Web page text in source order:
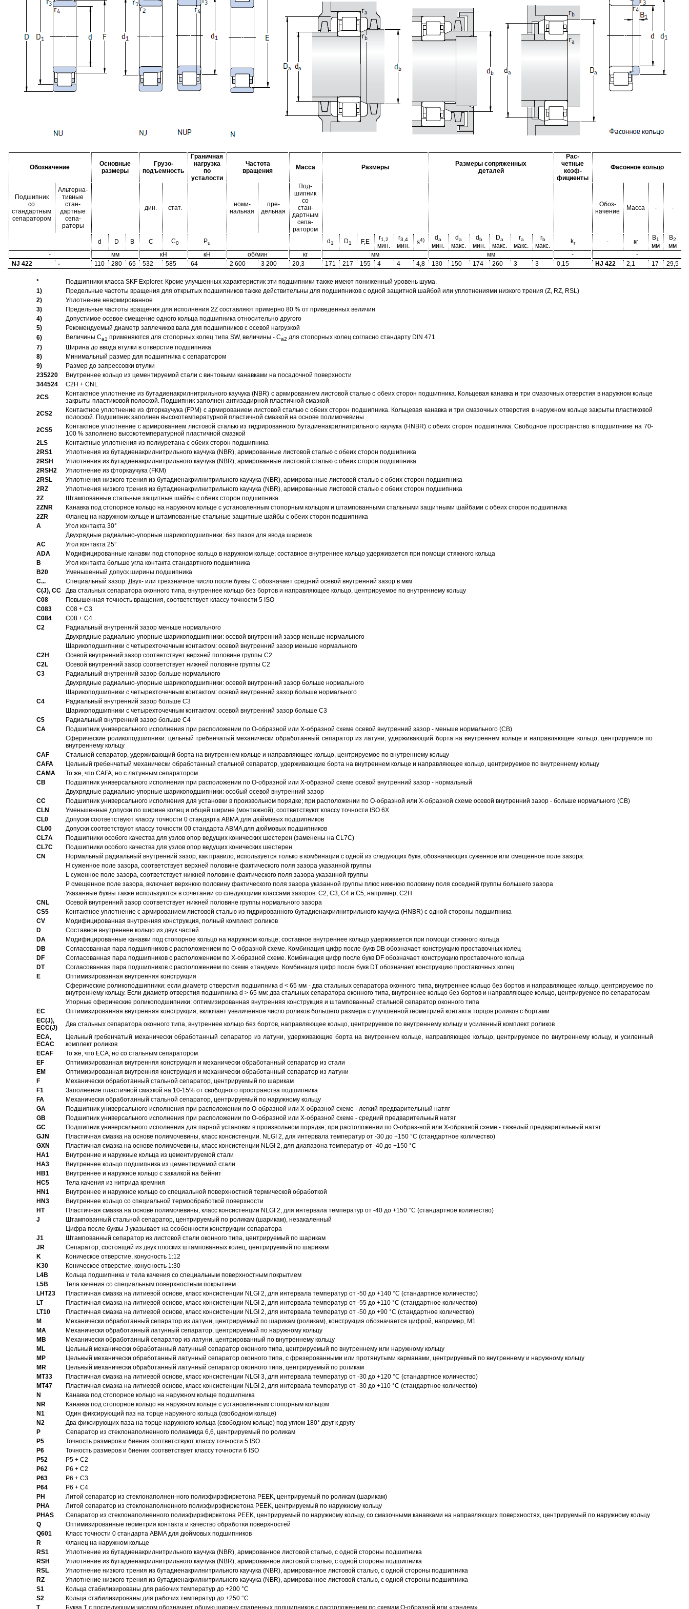
Обозначение
Основные
размеры
Грузо-
подъемность
Граничная
нагрузка
по
усталости
Частота
вращения
Масса Размеры
Размеры сопряженных
деталей
Рас-
четные
коэф-
фициенты
Фасонное кольцо
Подшипник
со
стандартным
сепаратором
Альтерна-
тивные
стан-
дартные
сепа-
раторы
дин. стат.
номи-
нальная
пре-
дельная
Под-
шипник
со
стан-
дартным
сепа-
ратором
Обоз-
начение
Масса - -
d D B C C0 Pu d1 D1 F,E
r1,2
мин.
r3,4
мин.
s4) da
мин.
da
макс.
d b
мин.
Da
макс.
ra
макс.
rb
макс.
kr - кг
B1
мм
B2
мм
-
мм кН кН об/мин кг мм мм -
-
NJ 422
- 110 280 65 532 585 64 2 600 3 200 20,3 171 217 155 4 4 4,8 130 150 174 260 3 3 0,15 HJ 422 2,1 17 29,5
*
Подшипники класса SKF Explorer. Кроме улучшенных характеристик эти подшипники также имеют пониженный уровень шума.
1)
Предельные частоты вращения для открытых подшипников также действительны для подшипников с одной защитной шайбой или уплотнениями низкого трения (Z, RZ, RSL)
2)
Уплотнение неармированное
3)
Предельные частоты вращения для исполнения 2Z составляют примерно 80 % от приведенных величин
4)
Допустимое осевое смещение одного кольца подшипника относительно другого
5)
Рекомендуемый диаметр заплечиков вала для подшипников с осевой нагрузкой
6)
Величины Ca1 применяются для стопорных колец типа SW, величины - Ca2 для стопорных колец согласно стандарту DIN 471
7)
Ширина до ввода втулки в отверстие подшипника
8)
Минимальный размер для подшипника с сепаратором
9)
Размер до запрессовки втулки
235220
Внутреннее кольцо из цементируемой стали с винтовыми канавками на посадочной поверхности
344524
C2H + CNL
2CS
Контактное уплотнение из бутадиенакрилнитрильного каучука (NBR) с армированием листовой сталью с обеих сторон подшипника. Кольцевая канавка и три смазочных отверстия в наружном кольце
закрыты пластиковой полоской. Подшипник заполнен антизадирной пластичной смазкой
2CS2
Контактное уплотнение из фторкаучука (FPM) с армированием листовой сталью с обеих сторон подшипника. Кольцевая канавка и три смазочных отверстия в наружном кольце закрыты пластиковой
полоской. Подшипник заполнен высокотемпературной пластичной смазкой на основе полимочевины
2CS5
Контактное уплотнение с армированием листовой сталью из гидрированного бутадиенакрилнитрильного каучука (HNBR) с обеих сторон подшипника. Свободное пространство в подшипнике на 70-
100 % заполнено высокотемпературной пластичной смазкой
2LS
Контактные уплотнения из полиуретана с обеих сторон подшипника
2RS1
Уплотнения из бутадиенакрилнитрильного каучука (NBR), армированные листовой сталью с обеих сторон подшипника
2RSH
Уплотнения из бутадиенакрилнитрильного каучука (NBR), армированные листовой сталью с обеих сторон подшипника
2RSH2
Уплотнение из фторкаучука (FKM)
2RSL
Уплотнения низкого трения из бутадиенакрилнитрильного каучука (NBR), армированные листовой сталью с обеих сторон подшипника
2RZ
Уплотнения низкого трения из бутадиенакрилнитрильного каучука (NBR), армированные листовой сталью с обеих сторон подшипника
2Z
Штампованные стальные защитные шайбы с обеих сторон подшипника
2ZNR
Канавка под стопорное кольцо на наружном кольце с установленным стопорным кольцом и штампованными стальными защитными шайбами с обеих сторон подшипника
2ZR
Фланец на наружном кольце и штампованные стальные защитные шайбы с обеих сторон подшипника
A
Угол контакта 30°
Двухрядные радиально-упорные шарикоподшипники: без пазов для ввода шариков
AC
Угол контакта 25°
ADA
Модифицированные канавки под стопорное кольцо в наружном кольце; составное внутреннее кольцо удерживается при помощи стяжного кольца
B
Угол контакта больше угла контакта стандартного подшипника
B20
Уменьшенный допуск ширины подшипника
C...
Специальный зазор. Двух- или трехзначное число после буквы С обозначает средний осевой внутренний зазор в мкм
C(J), CC
Два стальных сепаратора оконного типа, внутреннее кольцо без бортов и направляющее кольцо, центрируемое по внутреннему кольцу
C08
Повышенная точность вращения, соответствует классу точности 5 ISO
C083
C08 + C3
C084
C08 + C4
C2
Pадиальный внутренний зазор меньше нормального
Двухрядные радиально-упорные шарикоподшипники: осевой внутренний зазор меньше нормального
Шарикоподшипники с четырехточечным контактом: осевой внутренний зазор меньше нормального
C2H
Осевой внутренний зазор соответствует верхней половине группы C2
C2L
Осевой внутренний зазор соответствует нижней половине группы C2
C3
Pадиальный внутренний зазор больше нормального
Двухрядные радиально-упорные шарикоподшипники: осевой внутренний зазор больше нормального
Шарикоподшипники с четырехточечным контактом: осевой внутренний зазор больше нормального
C4
Pадиальный внутренний зазор больше C3
Шарикоподшипники с четырехточечным контактом: осевой внутренний зазор больше C3
C5
Pадиальный внутренний зазор больше C4
CA
Подшипник универсального исполнения при расположении по О-образной или Х-образной схеме осевой внутренний зазор - меньше нормального (CB)
Сферические роликоподшипники: цельный гребенчатый механически обработанный сепаратор из латуни, удерживающий борта на внутреннем кольце и направляющее кольцо, центрируемое по
внутреннему кольцу
CAF
Стальной сепаратор, удерживающий борта на внутреннем кольце и направляющее кольцо, центрируемое по внутреннему кольцу
CAFA
Цельный гребенчатый механически обработанный стальной сепаратор, удерживающие борта на внутреннем кольце и направляющее кольцо, центрируемое по внутреннему кольцу
CAMA
То же, что CAFA, но с латунным сепаратором
CB
Подшипник универсального исполнения при расположении по О-образной или Х-образной схеме осевой внутренний зазор - нормальный
Двухрядные радиально-упорные шарикоподшипники: особый осевой внутренний зазор
CC
Подшипник универсального исполнения для установки в произвольном порядке; при расположении по О-образной или Х-образной схеме осевой внутренний зазор - больше нормального (CB)
CLN
Уменьшенные допуски по ширине колец и общей ширине (монтажной); соответствуют классу точности ISO 6X
CL0
Допуски соответствуют классу точности 0 стандарта АВМА для дюймовых подшипников
CL00
Допуски соответствуют классу точности 00 стандарта ABMA для дюймовых подшипников
CL7A
Подшипники особого качества для узлов опор ведущих конических шестерен (заменены на CL7C)
CL7C
Подшипники особого качества для узлов опор ведущих конических шестерен
CN
Hормальный радиальный внутренний зазор; как правило, используется только в комбинации с одной из следующих букв, обозначающих суженное или смещенное поле зазора:
H суженное поле зазора, соответствует верхней половине фактического поля зазора указанной группы
L суженное поле зазора, соответствует нижней половине фактического поля зазора указанной группы
P смещенное поле зазора, включает верхнюю половину фактического поля зазора указанной группы плюс нижнюю половину поля соседней группы большего зазора
Указанные буквы также используются в сочетании со следующими классами зазоров: С2, C3, С4 и С5, например, С2Н
CNL
Осевой внутренний зазор соответствует нижней половине группы нормального зазора
CS5
Контактное уплотнение с армированием листовой сталью из гидрированного бутадиенакрилнитрильного каучука (HNBR) с одной стороны подшипника
CV
Модифицированная внутренняя конструкция, полный комплект роликов
D
Составное внутреннее кольцо из двух частей
DA
Модифицированные канавки под стопорное кольцо на наружном кольце; составное внутреннее кольцо удерживается при помощи стяжного кольца
DB
Согласованная пара подшипников с расположением по О-образной схеме. Комбинация цифр после букв DB обозначает конструкцию проставочных колец
DF
Согласованная пара подшипников с расположением по Х-образной схеме. Комбинация цифр после букв DF обозначает конструкцию проставочного кольца
DT
Согласованная пара подшипников с расположением по схеме «тандем». Комбинация цифр после букв DT обозначает конструкцию проставочных колец
E
Оптимизированная внутренняя конструкция
Сферические роликоподшипники: если диаметр отверстия подшипника d < 65 мм - два стальных сепаратора оконного типа, внутреннее кольцо без бортов и направляющее кольцо, центрируемое по
внутреннему кольцу. Если диаметр отверстия подшипника d > 65 мм: два стальных сепаратора оконного типа, внутреннее кольцо без бортов и направляющее кольцо, центрируемое по сепараторам
Упорные сферические роликоподшипники: оптимизированная внутренняя конструкция и штампованный стальной сепаратор оконного типа
EC
Oптимизированная внутренняя конструкция, включает увеличенное число роликов большего размера с улучшенной геометрией контакта торцов роликов с бортами
EC(J),
ECC(J)
Два стальных сепаратора оконного типа, внутреннее кольцо без бортов, направляющее кольцо, центрируемое по внутреннему кольцу и усиленный комплект роликов
ECA,
ECAC
Цельный гребенчатый механически обработанный сепаратор из латуни, удерживающие борта на внутреннем кольце, направляющее кольцо, центрируемое по внутреннему кольцу, и усиленный
комплект роликов
ECAF
То же, что ECA, но со стальным сепаратором
EF
Оптимизированная внутренняя конструкция и механически обработанный сепаратор из стали
EM
Оптимизированная внутренняя конструкция и механически обработанный сепаратор из латуни
F
Механически обработанный стальной сепаратор, центрируемый по шарикам
F1
Заполнение пластичной смазкой на 10-15% от свободного пространства подшипника
FA
Механически обработанный стальной сепаратор, центрируемый по наружному кольцу
GA
Подшипник универсального исполнения при расположении по О-образной или Х-образной схеме - легкий предварительный натяг
GB
Подшипник универсального исполнения при расположении по О-образной или Х-образной схеме - средний предварительный натяг
GC
Подшипник универсального исполнения для парной установки в произвольном порядке; при расположении по О-образ-ной или Х-образной схеме - тяжелый предварительный натяг
GJN
Пластичная смазка на основе полимочевины, класс консистенции. NLGI 2, для интервала температур от -30 до +150 °C (стандартное количество)
GXN
Пластичная смазка на основе полимочевины, класс консистенции NLGI 2, для диапазона температур от -40 до +150 °C
HA1
Внутренние и наружные кольца из цементируемой стали
HA3
Bнутреннее кольцо подшипника из цементируемой стали
HB1
Bнутреннее и наружное кольцо с закалкой на бейнит
HC5
Тела качения из нитрида кремния
HN1
Bнутреннее и наружное кольцо со специальной поверхностной термической обработкой
HN3
Внутреннее кольцо со специальной термообработкой поверхности
HT
Пластичная смазка на основе полимочевины, класс консистенции NLGI 2, для интервала температур от -40 до +150 °C (стандартное количество)
J
Штампованный стальной сепаратор, центрируемый по роликам (шарикам), незакаленный
Цифра после буквы J указывает на особенности конструкции сепаратора
J1
Штампованный сепаратор из листовой стали оконного типа, центрируемый по шарикам
JR
Сепаратор, состоящий из двух плоских штампованных колец, центрируемый по шарикам
K
Коническое отверстие, конусность 1:12
K30
Коническое отверстие, конусность 1:30
L4B
Кольца подшипника и тела качения со специальным поверхностным покрытием
L5B
Тела качения со специальным поверхностным покрытием
LHT23
Пластичная смазка на литиевой основе, класс консистенции NLGI 2, для интервала температур от -50 до +140 °C (стандартное количество)
LT
Пластичная смазка на литиевой основе, класс консистенции NLGI 2, для интервала температур от -55 до +110 °C (стандартное количество)
LT10
Пластичная смазка на литиевой основе, класс консистенции NLGI 2, для интервала температур от -50 до +90 °C (стандартное количество)
M
Механически обработанный сепаратор из латуни, центрируемый по шарикам (роликам), конструкция обозначается цифрой, например, M1
MA
Механически обработанный латунный сепаратор, центрируемый по наружному кольцу
MB
Механически обработанный сепаратор из латуни, центрированный по внутреннему кольцу
ML
Цельный механически обработанный латунный сепаратор оконного типа, центрируемый по внутреннему или наружному кольцу
MP
Цельный механически обработанный латунный сепаратор оконного типа, с фрезерованными или протянутыми карманами, центрируемый по внутреннему и наружному кольцу
MR
Цельный механически обработанный латунный сепаратор оконного типа, центрируемый по роликам
MT33
Пластичная смазка на литиевой основе, класс консистенции NLGI 3, для интервала температур от -30 до +120 °C (стандартное количество)
MT47
Пластичная смазка на литиевой основе, класс консистенции NLGI 2, для интервала температур от -30 до +110 °C (стандартное количество)
N
Канавка под стопорное кольцо на наружном кольце подшипника
NR
Канавка под стопорное кольцо на наружном кольце с установленным стопорным кольцом
N1
Один фиксирующий паз на торце наружного кольца (свободном кольце)
N2
Два фиксирующих паза на торце наружного кольца (свободном кольце) под углом 180° друг к другу
P
Cепаратор из стеклонаполненного полиамида 6,6, центрируемый по роликам
P5
Точность размеров и биения соответствуют классу точности 5 ISO
P6
Точность размеров и биения соответствует классу точности 6 ISO
P52
P5 + C2
P62
P6 + C2
P63
P6 + C3
P64
P6 + C4
PH
Литой сепаратор из стеклонаполнен-ного полиэфирэфиркетона PEEK, центрируемый по роликам (шарикам)
PHA
Литой сепаратор из стеклонаполненного полиэфирэфиркетона PEEK, центрируемый по наружному кольцу
PHAS
Сепаратор из стеклонаполненного полиэфирэфиркетона PEEK, центрируемый по наружному кольцу, со смазочными канавками на направляющих поверхностях, центрируемый по наружному кольцу
Q
Оптимизированные геометрия контакта и качество обработки поверхностей
Q601
Класс точности 0 стандарта ABMA для дюймовых подшипников
R
Фланец на наружном кольце
RS1
Уплотнение из бутадиенакрилнитрильного каучука (NBR), армированное листовой сталью, с одной стороны подшипника
RSH
Уплотнение из бутадиенакрилнитрильного каучука (NBR), армированное листовой сталью, с одной стороны подшипника
RSL
Уплотнение низкого трения из бутадиенакрилнитрильного каучука (NBR), армированное листовой сталью, с одной стороны подшипника
RZ
Уплотнение низкого трения из бутадиенакрилнитрильного каучука (NBR), армированное листовой сталью, с одной стороны подшипника
S1
Кольца стабилизированы для рабочих температур до +200 °C
S2
Кольца стабилизированы для рабочих температур до +250 °C
T
Буква T с последующим числом обозначает общую ширину спаренных подшипников с расположением по схемам О-образной или «тандем»